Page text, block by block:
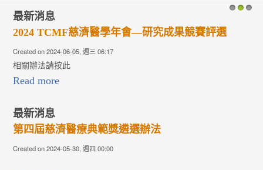
最新消息
2024 TCMF慈濟醫學年會—研究成果競賽評選
Created on 2024-06-05, 週三 06:17
相關辦法請按此
Read more
最新消息
第四屆慈濟醫療典範獎遴選辦法
Created on 2024-05-30, 週四 00:00